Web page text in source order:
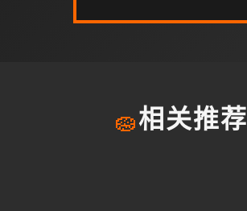
🧽相关推荐